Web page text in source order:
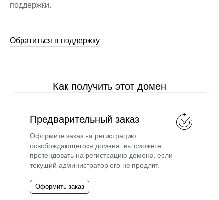
поддержки.
Обратиться в поддержку
Как получить этот домен
Предварительный заказ
Оформите заказ на регистрацию
освобождающегося домена: вы сможете
претендовать на регистрацию домена, если
текущий администратор его не продлит.
Оформить заказ